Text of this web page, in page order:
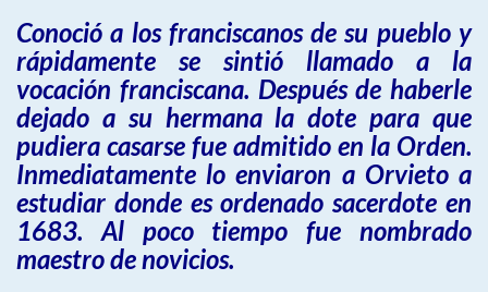
Conoció a los franciscanos de su pueblo y
rápidamente se sintió llamado a la
vocación franciscana. Después de haberle
dejado a su hermana la dote para que
pudiera casarse fue admitido en la Orden.
Inmediatamente lo enviaron a Orvieto a
estudiar donde es ordenado sacerdote en
1683. Al poco tiempo fue nombrado
maestro de novicios.